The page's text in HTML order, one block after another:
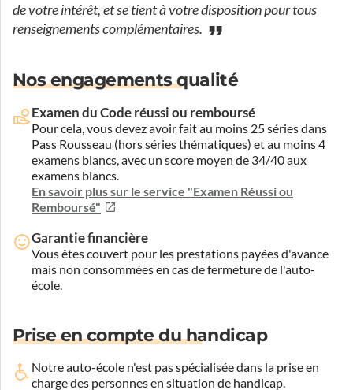
de votre intérêt, et se tient à votre disposition pour tous
renseignements complémentaires.
Nos engagements qualité
Examen du Code réussi ou remboursé
Pour cela, vous devez avoir fait au moins 25 séries dans
Pass Rousseau (hors séries thématiques) et au moins 4
examens blancs, avec un score moyen de 34/40 aux
examens blancs.
En savoir plus sur le service "Examen Réussi ou
Remboursé"
Garantie financière
Vous êtes couvert pour les prestations payées d'avance
mais non consommées en cas de fermeture de l'auto-
école.
Prise en compte du handicap
Notre auto-école n'est pas spécialisée dans la prise en
charge des personnes en situation de handicap.